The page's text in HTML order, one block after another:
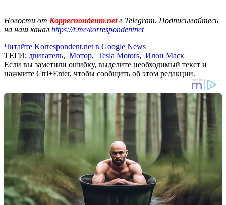
Новости от Корреспондент.netв Telegram. Подписывайтесь
на наш канал https://t.me/korrespondentnet
Читайте Korrespondent.net в Google News
ТЕГИ: двигатель, Мотор, Tesla Motors, Илон Маск
Если вы заметили ошибку, выделите необходимый текст и
нажмите Ctrl+Enter, чтобы сообщить об этом редакции.